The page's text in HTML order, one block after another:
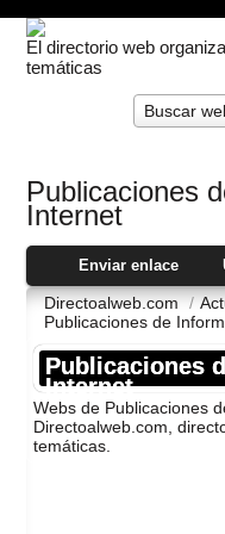
El directorio web
temáticas
Buscar
Publicaciones
Internet
Enviar enlace
Directoalweb.com /
Publicaciones de
Publicaciones
Internet
Webs de Publicaciones
Directoalweb.com,
temáticas.